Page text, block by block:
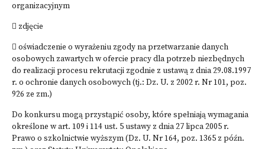
organizacyjnym
 zdjęcie
 oświadczenie o wyrażeniu zgody na przetwarzanie danych
osobowych zawartych w ofercie pracy dla potrzeb niezbędnych
do realizacji procesu rekrutacji zgodnie z ustawą z dnia 29.08.1997
r. o ochronie danych osobowych (tj.: Dz. U. z 2002 r. Nr 101, poz.
926 ze zm.)
Do konkursu mogą przystąpić osoby, które spełniają wymagania
określone w art. 109 i 114 ust. 5 ustawy z dnia 27 lipca 2005 r.
Prawo o szkolnictwie wyższym (Dz. U. Nr 164, poz. 1365 z późn.